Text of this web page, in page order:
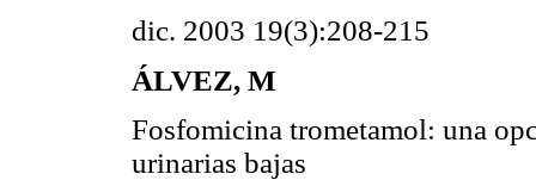
dic. 2003 19(3):208-215
ÁLVEZ, M
Fosfomicina trometamol: una
urinarias bajas